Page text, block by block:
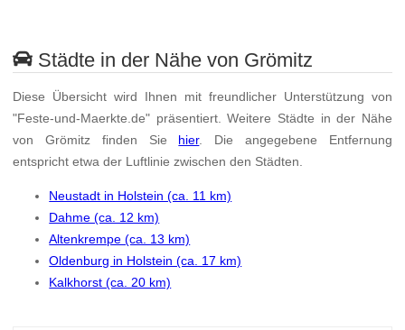
Städte in der Nähe von Grömitz
Diese Übersicht wird Ihnen mit freundlicher Unterstützung von
"Feste-und-Maerkte.de" präsentiert. Weitere Städte in der Nähe
von Grömitz finden Sie hier. Die angegebene Entfernung
entspricht etwa der Luftlinie zwischen den Städten.
Neustadt in Holstein (ca. 11 km)
Dahme (ca. 12 km)
Altenkrempe (ca. 13 km)
Oldenburg in Holstein (ca. 17 km)
Kalkhorst (ca. 20 km)